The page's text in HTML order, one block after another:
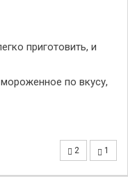
приготовить, и
по вкусу,
2 1